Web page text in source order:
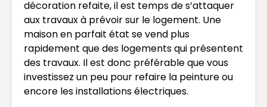
décoration refaite, il est temps de s’attaquer
aux travaux à prévoir sur le logement. Une
maison en parfait état se vend plus
rapidement que des logements qui présentent
des travaux. Il est donc préférable que vous
investissez un peu pour refaire la peinture ou
encore les installations électriques.